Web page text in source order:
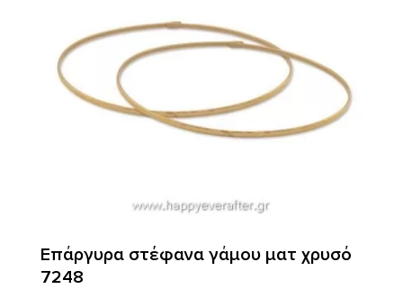
Επάργυρα στέφανα γάμου ματ χρυσό
7248